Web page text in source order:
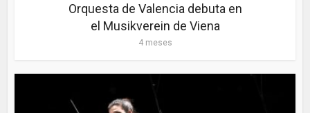
Orquesta de Valencia debuta en
el Musikverein de Viena
4 meses